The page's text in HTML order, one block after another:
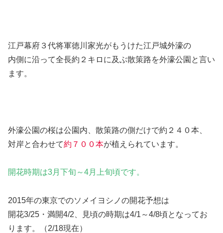
江戸幕府３代将軍徳川家光がもうけた江戸城外濠の
内側に沿って全長約２キロに及ぶ散策路を外濠公園と言い
ます。
外濠公園の桜は公園内、散策路の側だけで約２４０本、
対岸と合わせて約７００本が植えられています。
開花時期は3月下旬～4月上旬頃です。
2015年の東京でのソメイヨシノの開花予想は
開花3/25・満開4/2、見頃の時期は4/1～4/8頃となってお
ります。（2/18現在）